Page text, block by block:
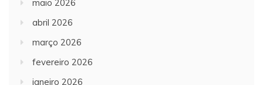
maio 2026
abril 2026
março 2026
fevereiro 2026
janeiro 2026